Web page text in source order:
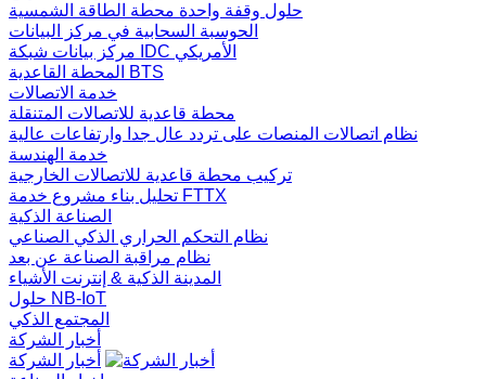
حلول وقفة واحدة محطة الطاقة الشمسية
الحوسبة السحابية في مركز البيانات
مركز بيانات شبكة IDC الأمريكي
المحطة القاعدية BTS
خدمة الاتصالات
محطة قاعدية للاتصالات المتنقلة
نظام اتصالات المنصات على تردد عال جدا وارتفاعات عالية
خدمة الهندسة
تركيب محطة قاعدية للاتصالات الخارجية
تحليل بناء مشروع خدمة FTTX
الصناعة الذكية
نظام التحكم الحراري الذكي الصناعي
نظام مراقبة الصناعة عن بعد
المدينة الذكية & إنترنت الأشياء
حلول NB-IoT
المجتمع الذكي
أخبار الشركة
أخبار الشركة